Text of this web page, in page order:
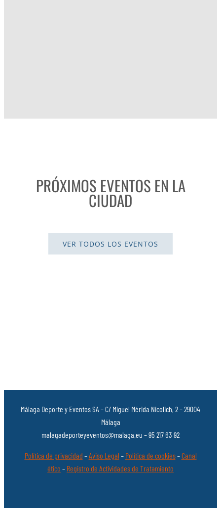
PRÓXIMOS EVENTOS EN LA
CIUDAD
VER TODOS LOS EVENTOS
Málaga Deporte y Eventos SA – C/ Miguel Mérida Nicolich, 2 – 29004
Málaga
malagadeporteyeventos@malaga.eu – 95 217 63 92
Política de privacidad –Aviso Legal – Política de cookies–Canal
ético – Registro de Actividades de Tratamiento